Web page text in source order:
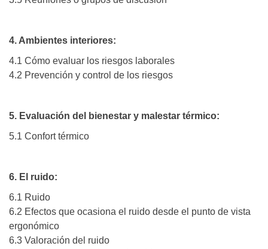
4. Ambientes interiores:
4.1 Cómo evaluar los riesgos laborales
4.2 Prevención y control de los riesgos
5. Evaluación del bienestar y malestar térmico:
5.1 Confort térmico
6. El ruido:
6.1 Ruido
6.2 Efectos que ocasiona el ruido desde el punto de vista
ergonómico
6.3 Valoración del ruido